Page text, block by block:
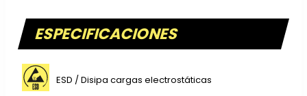
ESPECIFICACIONES
ESD / Disipa cargas electrostáticas